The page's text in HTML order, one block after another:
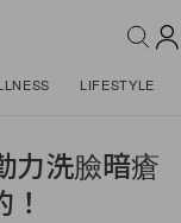
LIFESTYLE
力洗臉暗瘡